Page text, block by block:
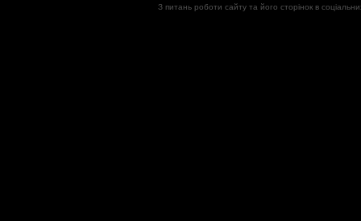
З питань роботи сайту та його сторінок в